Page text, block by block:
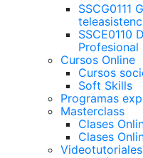
SSCG0111
SSCE0110
Profesional
Cursos Online
Cursos
Soft Skills
Programas
Masterclass
Clases
Clases
Videotutoriales